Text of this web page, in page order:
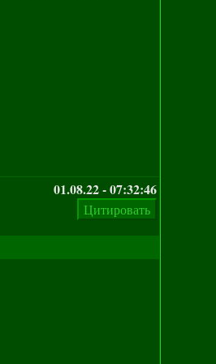
01.08.22 - 07:32:46